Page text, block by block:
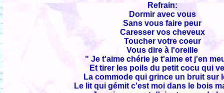
Refrain:
Dormir avec vous
Sans vous faire peur
Caresser vos cheveux
Toucher votre coeur
Vous dire à l'oreille
" Je t'aime chérie je t'aime et j'en
Et tirer les poils du petit cocu qui
La commode qui grince un bruit sur
Le lit qui gémit c'est moi dans le bois